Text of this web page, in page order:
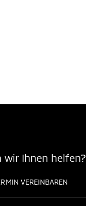
wir Ihnen helfen?
VEREINBAREN